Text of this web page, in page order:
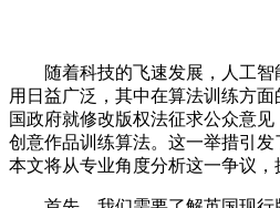
随着科技的飞速发展，人工智
用日益广泛，其中在算法训练方
国政府就修改版权法征求公众意
创意作品训练算法。这一举措引发
本文将从专业角度分析这一争议，